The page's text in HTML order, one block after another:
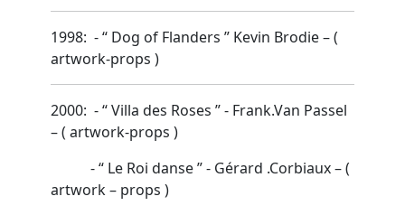
1998: - “ Dog of Flanders ” Kevin Brodie – (
artwork-props )­
2000: - “ Villa des Roses ” - Frank.Van Passel
– ( artwork-props )
- “ Le Roi danse ” - Gérard .Corbiaux – (
artwork – props )